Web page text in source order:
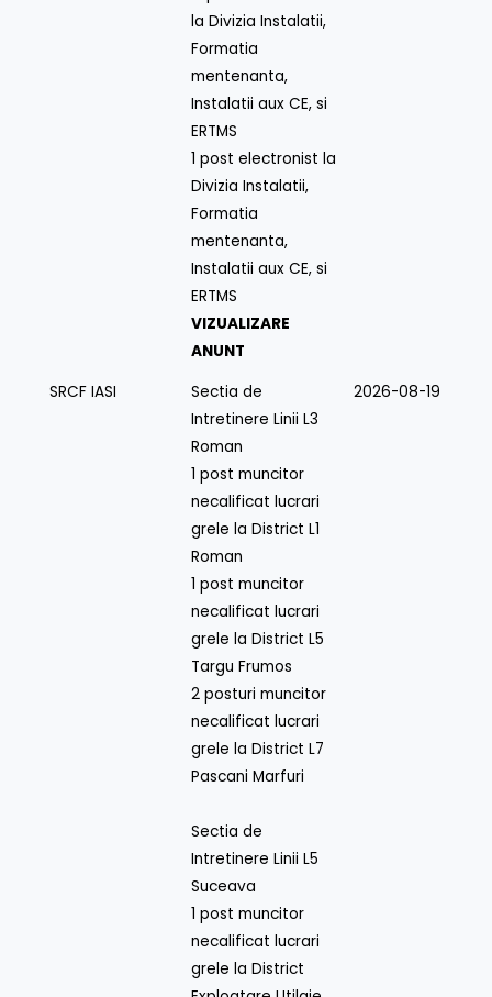
la Divizia Instalatii,
Formatia
mentenanta,
Instalatii aux CE, si
ERTMS
1 post electronist la
Divizia Instalatii,
Formatia
mentenanta,
Instalatii aux CE, si
ERTMS
VIZUALIZARE
ANUNT
SRCF IASI
Sectia de
Intretinere Linii L3
Roman
1 post muncitor
necalificat lucrari
grele la District L1
Roman
1 post muncitor
necalificat lucrari
grele la District L5
Targu Frumos
2 posturi muncitor
necalificat lucrari
grele la District L7
Pascani Marfuri
Sectia de
Intretinere Linii L5
Suceava
1 post muncitor
necalificat lucrari
grele la District
2026-08-19